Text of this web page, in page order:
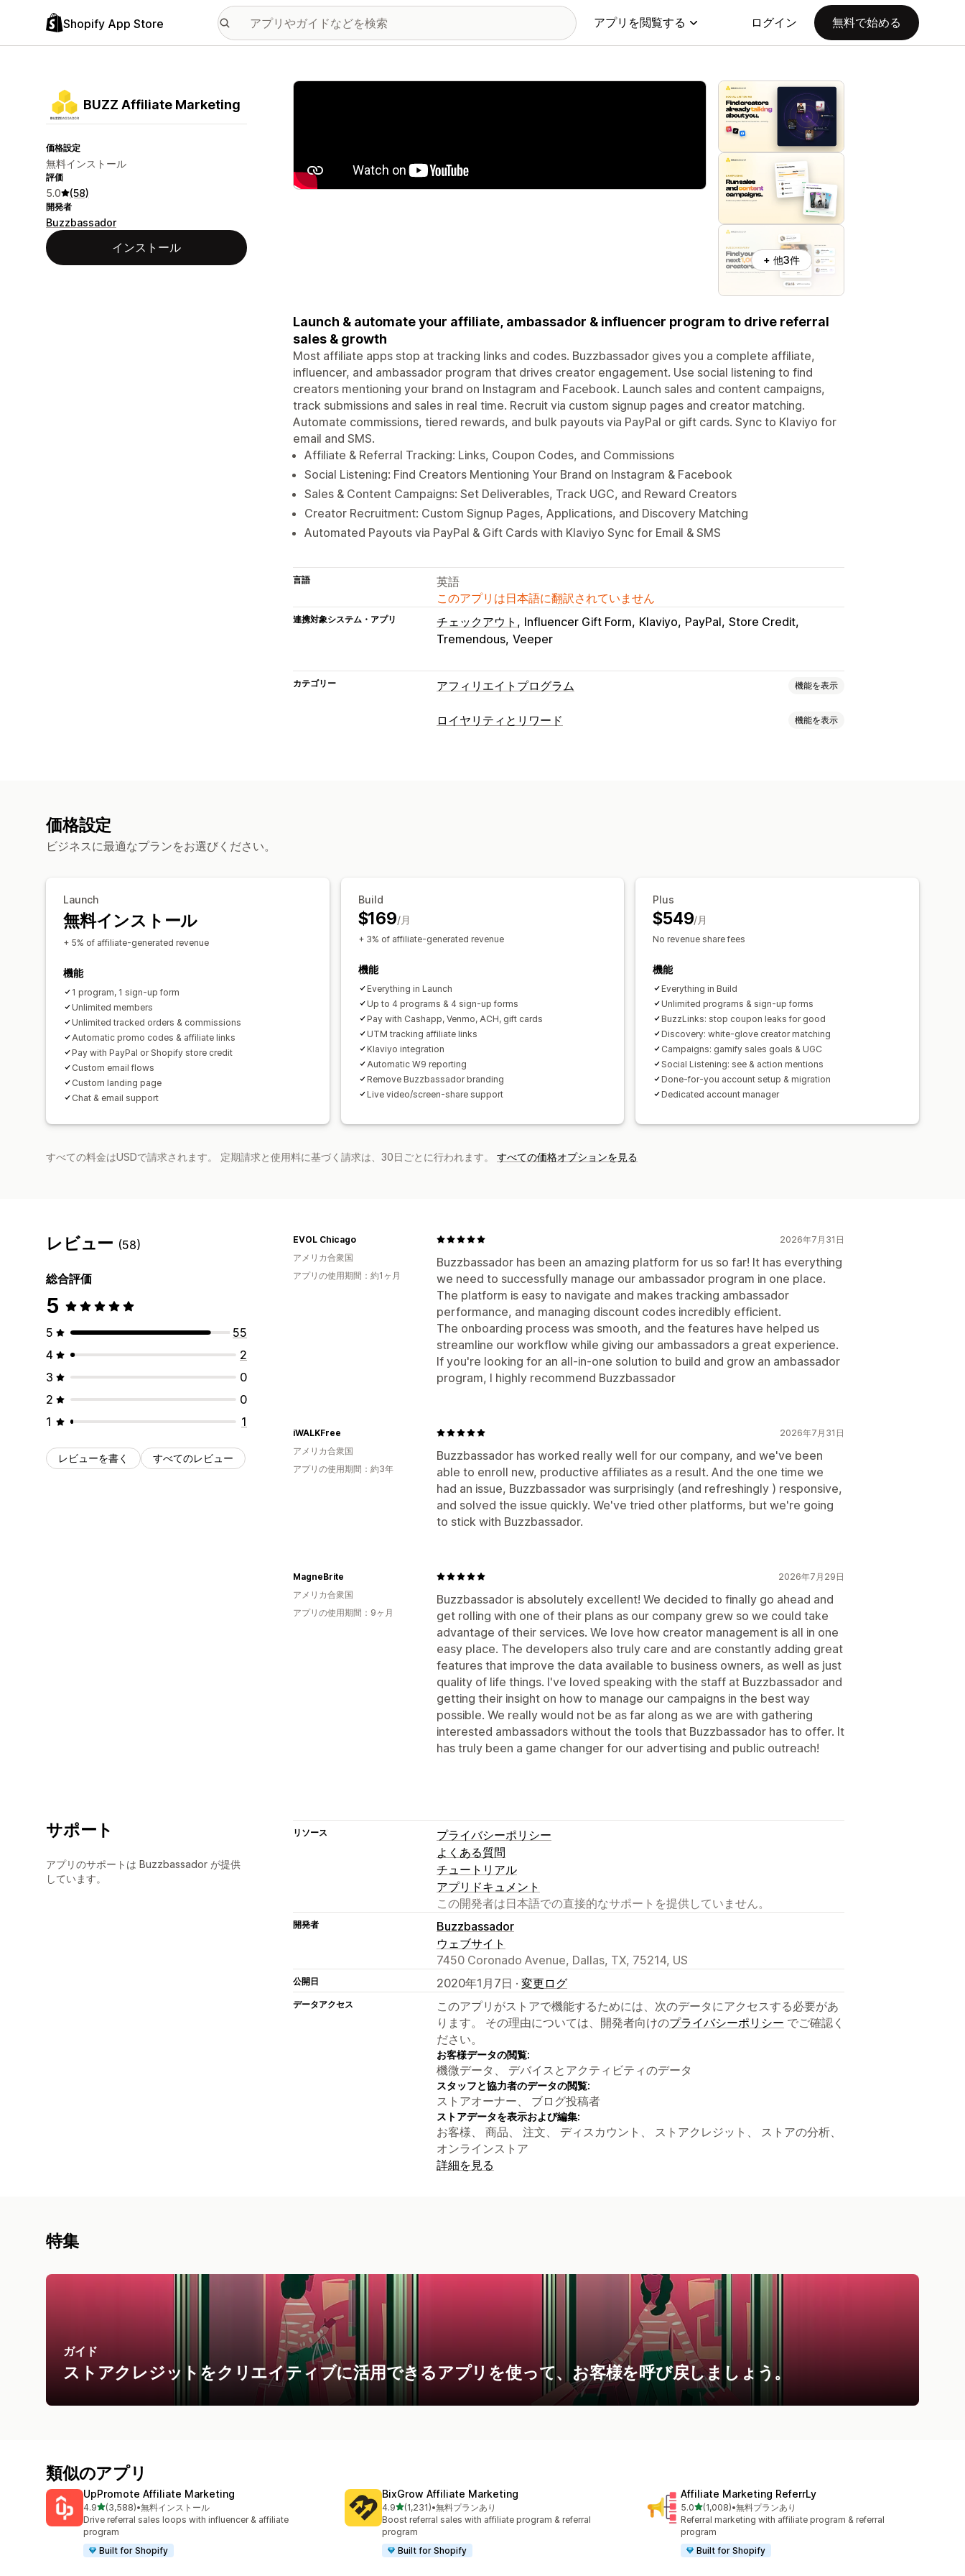
Shopify App Store アプリを閲覧する ログイン 無料で始める
BUZZ Affiliate Marketing
価格設定
無料インストール
評価
5.0 (58)
開発者
Buzzbassador
インストール
特集の画像ギャラリー
+ 他3件
Launch & automate your affiliate, ambassador & influencer program to drive referral
sales & growth
Most affiliate apps stop at tracking links and codes. Buzzbassador gives you a complete affiliate,
influencer, and ambassador program that drives creator engagement. Use social listening to find
creators mentioning your brand on Instagram and Facebook. Launch sales and content campaigns,
track submissions and sales in real time. Recruit via custom signup pages and creator matching.
Automate commissions, tiered rewards, and bulk payouts via PayPal or gift cards. Sync to Klaviyo for
email and SMS.
Affiliate & Referral Tracking: Links, Coupon Codes, and Commissions
Social Listening: Find Creators Mentioning Your Brand on Instagram & Facebook
Sales & Content Campaigns: Set Deliverables, Track UGC, and Reward Creators
Creator Recruitment: Custom Signup Pages, Applications, and Discovery Matching
Automated Payouts via PayPal & Gift Cards with Klaviyo Sync for Email & SMS
言語
英語
このアプリは日本語に翻訳されていません
連携対象システム・アプリ チェックアウト Influencer Gift Form Klaviyo PayPal Store Credit
Tremendous Veeper
カテゴリー アフィリエイトプログラム 機能を表示
コミッションオプション
カスタム登録
カスタムリンクとカスタムディスカウント
カスタムフォーム
カスタムブランディング
税フォーム
一括入金
カードの入金
ギフトカードの入金
スケジュール式の入金
ロイヤリティとリワード 機能を表示
価格設定
ビジネスに最適なプランをお選びください。
Launch
無料インストール
+ 5% of affiliate-generated revenue
機能
1 program, 1 sign-up form
Unlimited members
Unlimited tracked orders & commissions
Automatic promo codes & affiliate links
Pay with PayPal or Shopify store credit
Custom email flows
Custom landing page
Chat & email support
Build
$169/月
+ 3% of affiliate-generated revenue
機能
Everything in Launch
Up to 4 programs & 4 sign-up forms
Pay with Cashapp, Venmo, ACH, gift cards
UTM tracking affiliate links
Klaviyo integration
Automatic W9 reporting
Remove Buzzbassador branding
Live video/screen-share support
Plus
$549/月
No revenue share fees
機能
Everything in Build
Unlimited programs & sign-up forms
BuzzLinks: stop coupon leaks for good
Discovery: white-glove creator matching
Campaigns: gamify sales goals & UGC
Social Listening: see & action mentions
Done-for-you account setup & migration
Dedicated account manager
すべての料金はUSDで請求されます。 定期請求と使用料に基づく請求は、30日ごとに行われます。 すべての価格オプションを見る
レビュー (58)
総合評価
5
5
55
4
2
3
0
2
0
1
1
レビューを書く すべてのレビュー
2026年7月31日
Buzzbassador has been an amazing platform for us so far! It has everything
we need to successfully manage our ambassador program in one place.
The platform is easy to navigate and makes tracking ambassador
performance, and managing discount codes incredibly efficient.
The onboarding process was smooth, and the features have helped us
streamline our workflow while giving our ambassadors a great experience.
If you're looking for an all-in-one solution to build and grow an ambassador
program, I highly recommend Buzzbassador
EVOL Chicago
アメリカ合衆国
アプリの使用期間：約1ヶ月
2026年7月31日
Buzzbassador has worked really well for our company, and we've been
able to enroll new, productive affiliates as a result. And the one time we
had an issue, Buzzbassador was surprisingly (and refreshingly ) responsive,
and solved the issue quickly. We've tried other platforms, but we're going
to stick with Buzzbassador.
iWALKFree
アメリカ合衆国
アプリの使用期間：約3年
2026年7月29日
Buzzbassador is absolutely excellent! We decided to finally go ahead and
get rolling with one of their plans as our company grew so we could take
advantage of their services. We love how creator management is all in one
easy place. The developers also truly care and are constantly adding great
features that improve the data available to business owners, as well as just
quality of life things. I've loved speaking with the staff at Buzzbassador and
getting their insight on how to manage our campaigns in the best way
possible. We really would not be as far along as we are with gathering
interested ambassadors without the tools that Buzzbassador has to offer. It
has truly been a game changer for our advertising and public outreach!
MagneBrite
アメリカ合衆国
アプリの使用期間：9ヶ月
サポート
アプリのサポートは Buzzbassador が提供
しています。
リソース
プライバシーポリシー
よくある質問
チュートリアル
アプリドキュメント
この開発者は日本語での直接的なサポートを提供していません。
開発者
Buzzbassador
ウェブサイト
7450 Coronado Avenue, Dallas, TX, 75214, US
公開日 2020年1月7日 · 変更ログ
データアクセス
このアプリがストアで機能するためには、次のデータにアクセスする必要があ
ります。 その理由については、開発者向けのプライバシーポリシー でご確認く
ださい。
お客様データの閲覧:
機微データ、 デバイスとアクティビティのデータ
スタッフと協力者のデータの閲覧:
ストアオーナー、 ブログ投稿者
ストアデータを表示および編集:
お客様、 商品、 注文、 ディスカウント、 ストアクレジット、 ストアの分析、
オンラインストア
詳細を見る
特集
ガイド
ストアクレジットをクリエイティブに活用できるアプリを使って、お客様を呼び戻しましょう。
類似のアプリ
UpPromote Affiliate Marketing
4.95つ星中
(3,588)
合計レビュー数：3588件
•無料インストール
Drive referral sales loops with influencer & affiliate
program
Built for Shopify
BixGrow Affiliate Marketing
4.95つ星中
(1,231)
合計レビュー数：1231件
•無料プランあり
Boost referral sales with affiliate program & referral
program
Built for Shopify
Affiliate Marketing ReferrLy
5.05つ星中
(1,008)
合計レビュー数：1008件
•無料プランあり
Referral marketing with affiliate program & referral
program
Built for Shopify